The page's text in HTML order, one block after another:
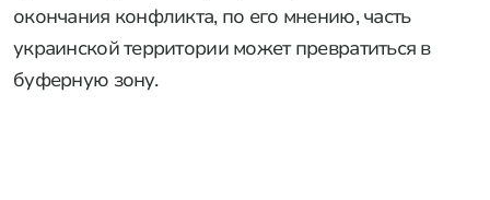
окончания конфликта, по его мнению, часть
украинской территории может превратиться в
буферную зону.